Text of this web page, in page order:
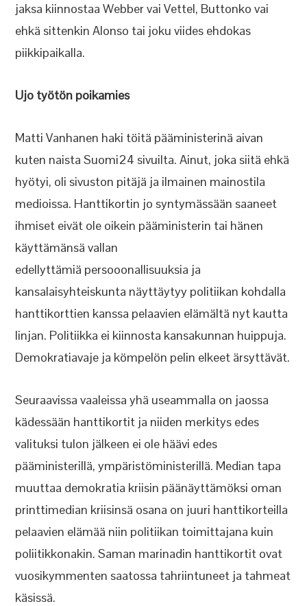
jaksa kiinnostaa Webber vai Vettel, Buttonko vai
ehkä sittenkin Alonso tai joku viides ehdokas
piikkipaikalla.
Ujo työtön poikamies
Matti Vanhanen haki töitä pääministerinä aivan
kuten naista Suomi24 sivuilta. Ainut, joka siitä ehkä
hyötyi, oli sivuston pitäjä ja ilmainen mainostila
medioissa. Hanttikortin jo syntymässään saaneet
ihmiset eivät ole oikein pääministerin tai hänen
käyttämänsä vallan
edellyttämiä persooonallisuuksia ja
kansalaisyhteiskunta näyttäytyy politiikan kohdalla
hanttikorttien kanssa pelaavien elämältä nyt kautta
linjan. Politiikka ei kiinnosta kansakunnan huippuja.
Demokratiavaje ja kömpelön pelin elkeet ärsyttävät.
Seuraavissa vaaleissa yhä useammalla on jaossa
kädessään hanttikortit ja niiden merkitys edes
valituksi tulon jälkeen ei ole häävi edes
pääministerillä, ympäristöministerillä. Median tapa
muuttaa demokratia kriisin päänäyttämöksi oman
printtimedian kriisinsä osana on juuri hanttikorteilla
pelaavien elämää niin politiikan toimittajana kuin
poliitikkonakin. Saman marinadin hanttikortit ovat
vuosikymmenten saatossa tahriintuneet ja tahmeat
käsissä.